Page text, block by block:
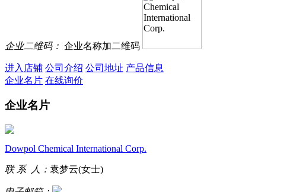
企业二维码： 企业名称加二维码
进入店铺 公司介绍 公司地址 产品信息
企业名片 在线询价
企业名片
Dowpol Chemical International Corp.
联 系 人： 袁梦云(女士)